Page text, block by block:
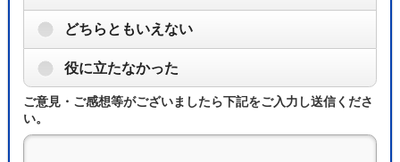
どちらともいえない
役に立たなかった
ご意見・ご感想等がございましたら下記をご入力し送信くださ
い。